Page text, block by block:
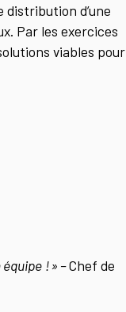
distribution d’une
Par les exercices
viables pour
! » –Chef de